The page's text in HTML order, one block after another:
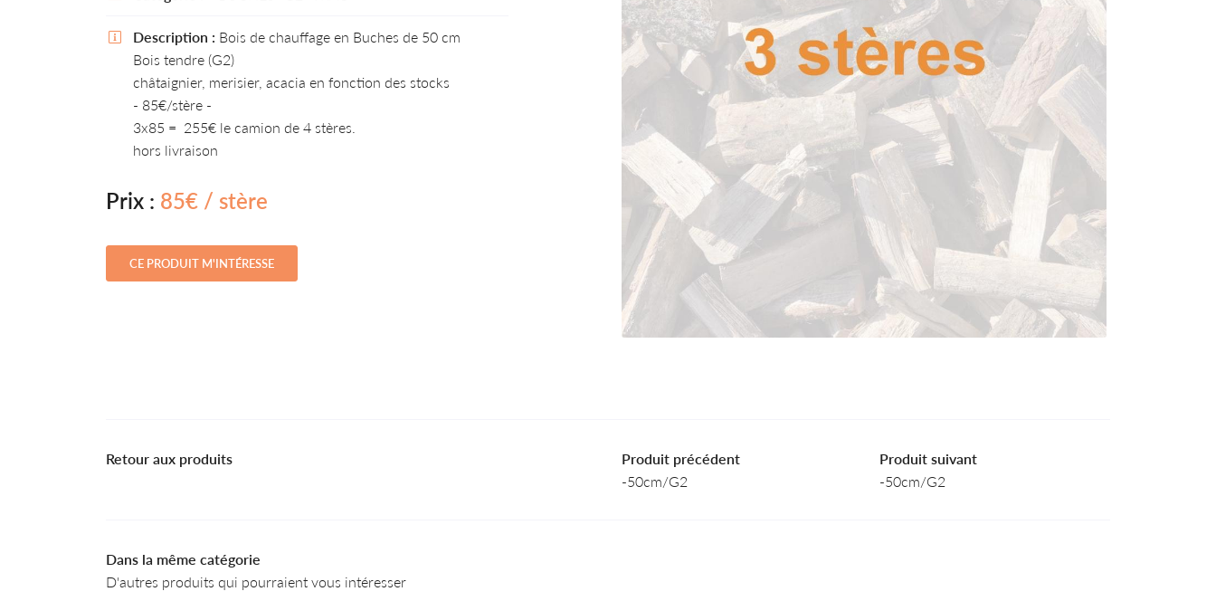
INSCRIPTION
 Description : Bois de chauffage en Buches de 50 cm
Bois tendre (G2)
châtaignier, merisier, acacia en fonction des stocks
- 85€/stère -
3x85 = 255€ le camion de 4 stères.
hors livraison
Prix : 85€ / stère
CE PRODUIT M'INTÉRESSE
Retour aux produits
Produit précédent
-50cm/G2
Produit suivant
-50cm/G2
Dans la même catégorie
D'autres produits qui pourraient vous intéresser